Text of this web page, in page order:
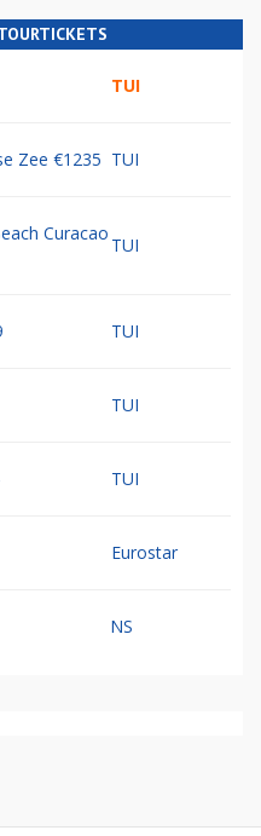
TUI
Zee €1235 TUI
Curacao
TUI
TUI
TUI
TUI
Eurostar
NS